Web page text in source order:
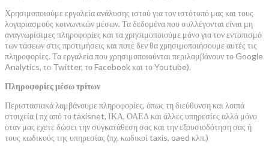
Χρησιμοποιούμε εργαλεία ανάλυσης ιστού για τον ιστότοπό μας και τους
λογαριασμούς κοινωνικών μέσων. Τα δεδομένα που συλλέγονται είναι μη
αναγνωρίσιμες πληροφορίες και τα χρησιμοποιούμε μόνο για τον εντοπισμό
των τάσεων στις προτιμήσεις και ποτέ δεν θα χρησιμοποιήσουμε αυτές τις
πληροφορίες. Τα εργαλεία που χρησιμοποιούνται περιλαμβάνουν το Google
Analytics, το Twitter, το Facebook και το Youtube).
Πληροφορίες μέσω τρίτων
Περιστασιακά λαμβάνουμε πληροφορίες, όπως τη διεύθυνση και λοιπά
στοιχεία ( πχ από το taxisnet, ΙΚΑ, ΟΑΕΔ και άλλες υπηρεσίες αλλά μόνο
όταν μας εχετε δώσει την συγκατάθεση σας και την εξουσιοδότηση σας ή
τους κωδικούς της υπηρεσίας (πχ. κωδικοί taxis, oaed κλπ.)